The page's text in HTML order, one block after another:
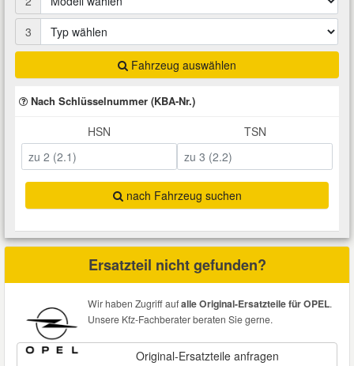
3
Fahrzeug auswählen
Nach Schlüsselnummer (KBA-Nr.)
HSN TSN
nach Fahrzeug suchen
Ersatzteil nicht gefunden?
Wir haben Zugriff aufalle Original-Ersatzteile für OPEL.
Unsere Kfz-Fachberater beraten Sie gerne.
Original-Ersatzteile anfragen
Heizung und Klimaanlage
Kraftstoffsystem
Kühlung
Lenkung
Innenausstattung
Karosserieteile
Räder und Reifen
Riementrieb
Montage
Rostlöser
Scheibenkleber
Schmiermittel
Total Motoröle
Druckluft Werkzeuge
Fahrwerk Werkzeuge
Halterung Abgasstrang
Handwerkzeuge
Kfz Spezialwerkzeuge
Leitungsverbinder
Motortechnik Werkzeuge
Prüf- und Messwerkzeuge
Glühlampen
Kofferraumwanne
Ladetechnik für Elektroautos
Marderschutz
Nachrüstwischer
Pannenhilfe
Reifen Zubehör
VW Ersatzteile
Abarth Ersatzteile
Alfa Romeo Ersatzteile
Audi Ersatzteile
BMW Ersatzteile
Chevrolet Ersatzteile
Cupra Ersatzteile